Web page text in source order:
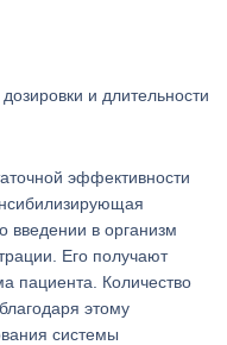
и длительности
эффективности
введении в организм
Его получают
пациента. Количество
этому
системы